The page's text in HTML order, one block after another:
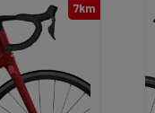
7km